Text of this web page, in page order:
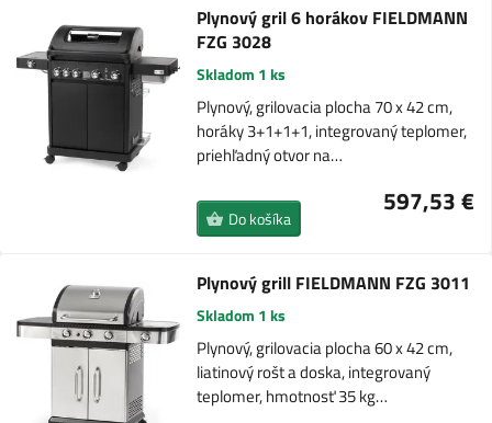
Plynový gril 6 horákov FIELDMANN
FZG 3028
Skladom 1 ks
Plynový, grilovacia plocha 70 x 42 cm,
horáky 3+1+1+1, integrovaný teplomer,
priehľadný otvor na…
597,53 €
Do košíka
Plynový grill FIELDMANN FZG 3011
Skladom 1 ks
Plynový, grilovacia plocha 60 x 42 cm,
liatinový rošt a doska, integrovaný
teplomer, hmotnosť 35 kg…